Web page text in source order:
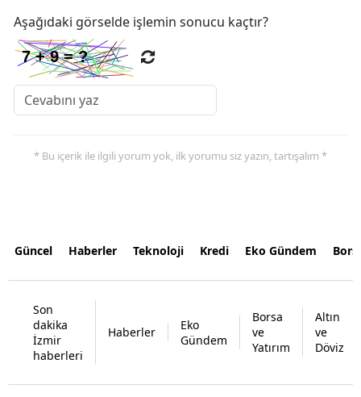
Aşağıdaki görselde işlemin sonucu kaçtır?
* Bu içerik ile ilgili yorum yok, ilk yorumu siz yazın, tartışalım *
Güncel Haberler Teknoloji Kredi Eko Gündem
Son
dakika
İzmir
haberleri
Haberler
Eko
Gündem
Borsa
ve
Yatırım
Altın
ve
Döviz